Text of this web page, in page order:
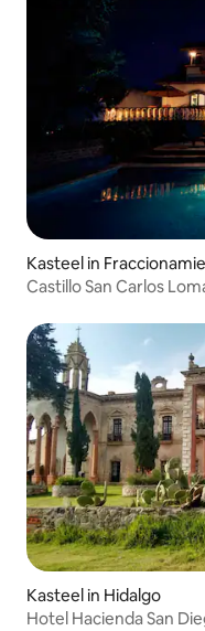
Kasteel in
c
Castillo San Carlos
Kasteel in Hidalgo
Hotel Hacienda San